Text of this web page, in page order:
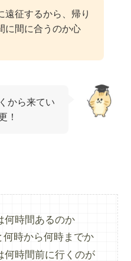
遠征するから、帰り
に間に合うのか心
から来てい
！
何時間あるのか
時から何時までか
何時間前に行くのが